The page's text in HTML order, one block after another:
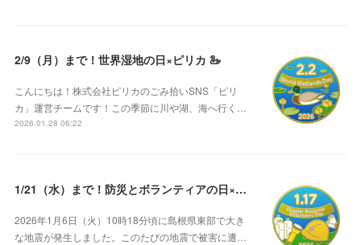
2/9（月）まで！世界湿地の日×ピリカ 🦢
こんにちは！株式会社ピリカのごみ拾いSNS「ピリ
カ」運営チームです！この季節に川や湖、海へ行く…
2026.01.28 06:22
1/21（水）まで！防災とボランティアの日×ピリカ ⛑️
2026年1月6日（火）10時18分頃に島根県東部で大き
な地震が発生しました。このたびの地震で被害に遭…